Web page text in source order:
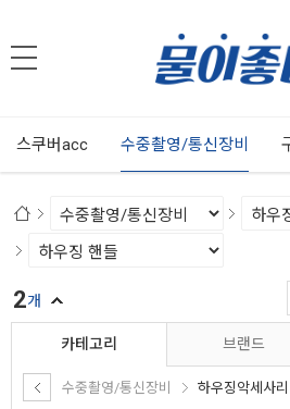
스쿠버acc 수중촬영/통신장비
카테고리
수중촬영/통신장비 하우징악세사리
브랜드
2개